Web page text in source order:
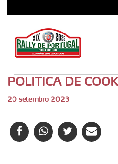
POLITICA DE
20 setembro 2023